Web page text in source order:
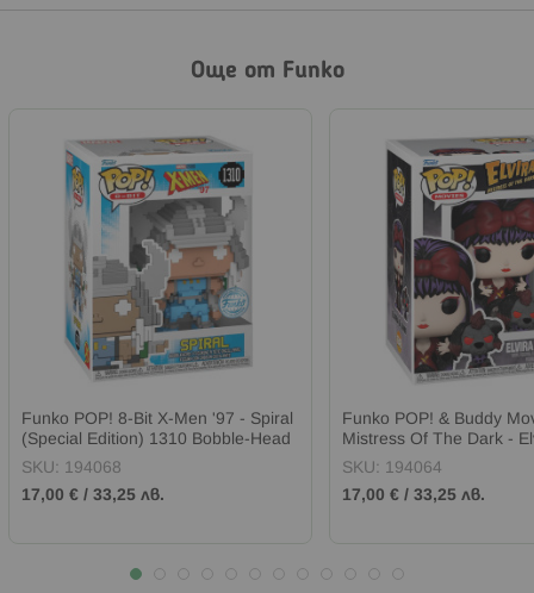
Още от Funko
Funko POP! 8-Bit X-Men '97 - Spiral
(Special Edition) 1310 Bobble-Head
SKU: 194068
17,00 € / 33,25 лв.
Funko POP! & Buddy
Mistress Of The Dark -
Gonk (Moonlight)
SKU: 194064
17,00 € / 33,25 лв.